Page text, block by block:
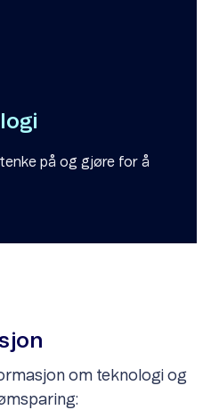
på og gjøre for å
om teknologi og